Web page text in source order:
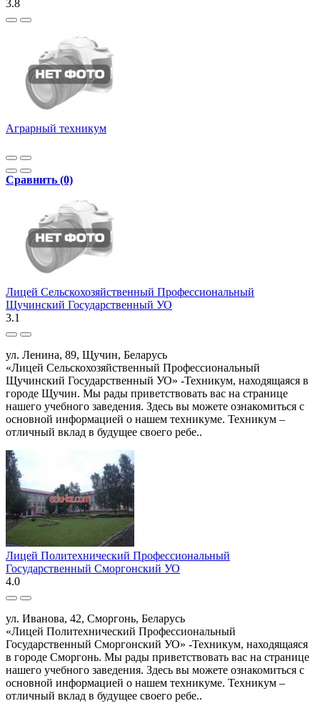
3.8
Аграрный техникум
Сравнить (0)
Лицей Сельскохозяйственный Профессиональный
Щучинский Государственный УО
3.1
ул. Ленина, 89, Щучин, Беларусь
«Лицей Сельскохозяйственный Профессиональный
Щучинский Государственный УО» -Техникум, находящаяся в
городе Щучин. Мы рады приветствовать вас на странице
нашего учебного заведения. Здесь вы можете ознакомиться с
основной информацией о нашем техникуме. Техникум –
отличный вклад в будущее своего ребе..
Лицей Политехнический Профессиональный
Государственный Сморгонский УО
4.0
ул. Иванова, 42, Сморгонь, Беларусь
«Лицей Политехнический Профессиональный
Государственный Сморгонский УО» -Техникум, находящаяся
в городе Сморгонь. Мы рады приветствовать вас на странице
нашего учебного заведения. Здесь вы можете ознакомиться с
основной информацией о нашем техникуме. Техникум –
отличный вклад в будущее своего ребе..